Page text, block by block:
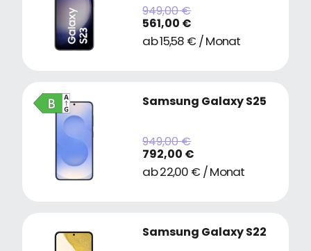
949,00 €
561,00 €
ab 15,58 € / Monat
Samsung Galaxy S25
949,00 €
792,00 €
ab 22,00 € / Monat
Samsung Galaxy S22